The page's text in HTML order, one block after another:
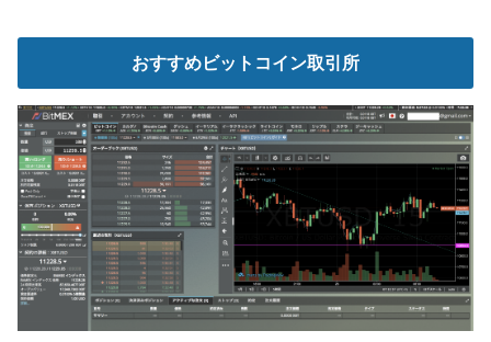
T
t
e
r
で
共
有
(
新
し
い
ウ
ィ
ン
ド
ウ
で
ま
o
で
有
す
る
に
は
ク
リ
ッ
ク
し
て
く
だ
い
(
新
し
い
おすすめビットコイン取引所